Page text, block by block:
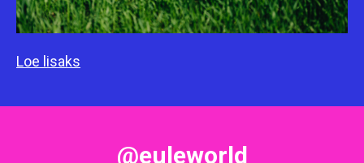
Loe lisaks
@euleworld